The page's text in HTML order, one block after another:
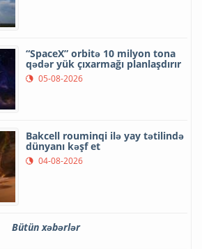
“SpaceX” orbitə 10 milyon tona
qədər yük çıxarmağı planlaşdırır
05-08-2026
Bakcell rouminqi ilə yay tətilində
dünyanı kəşf et
04-08-2026
Bütün xəbərlər